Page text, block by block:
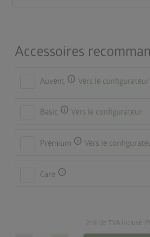
Accessoires
Auvent info Vers le configurateur
Basic info Vers le configurateur
Premium info Vers le
Care info
21% de TVA incluse.